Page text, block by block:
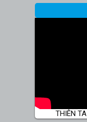
THIÊN